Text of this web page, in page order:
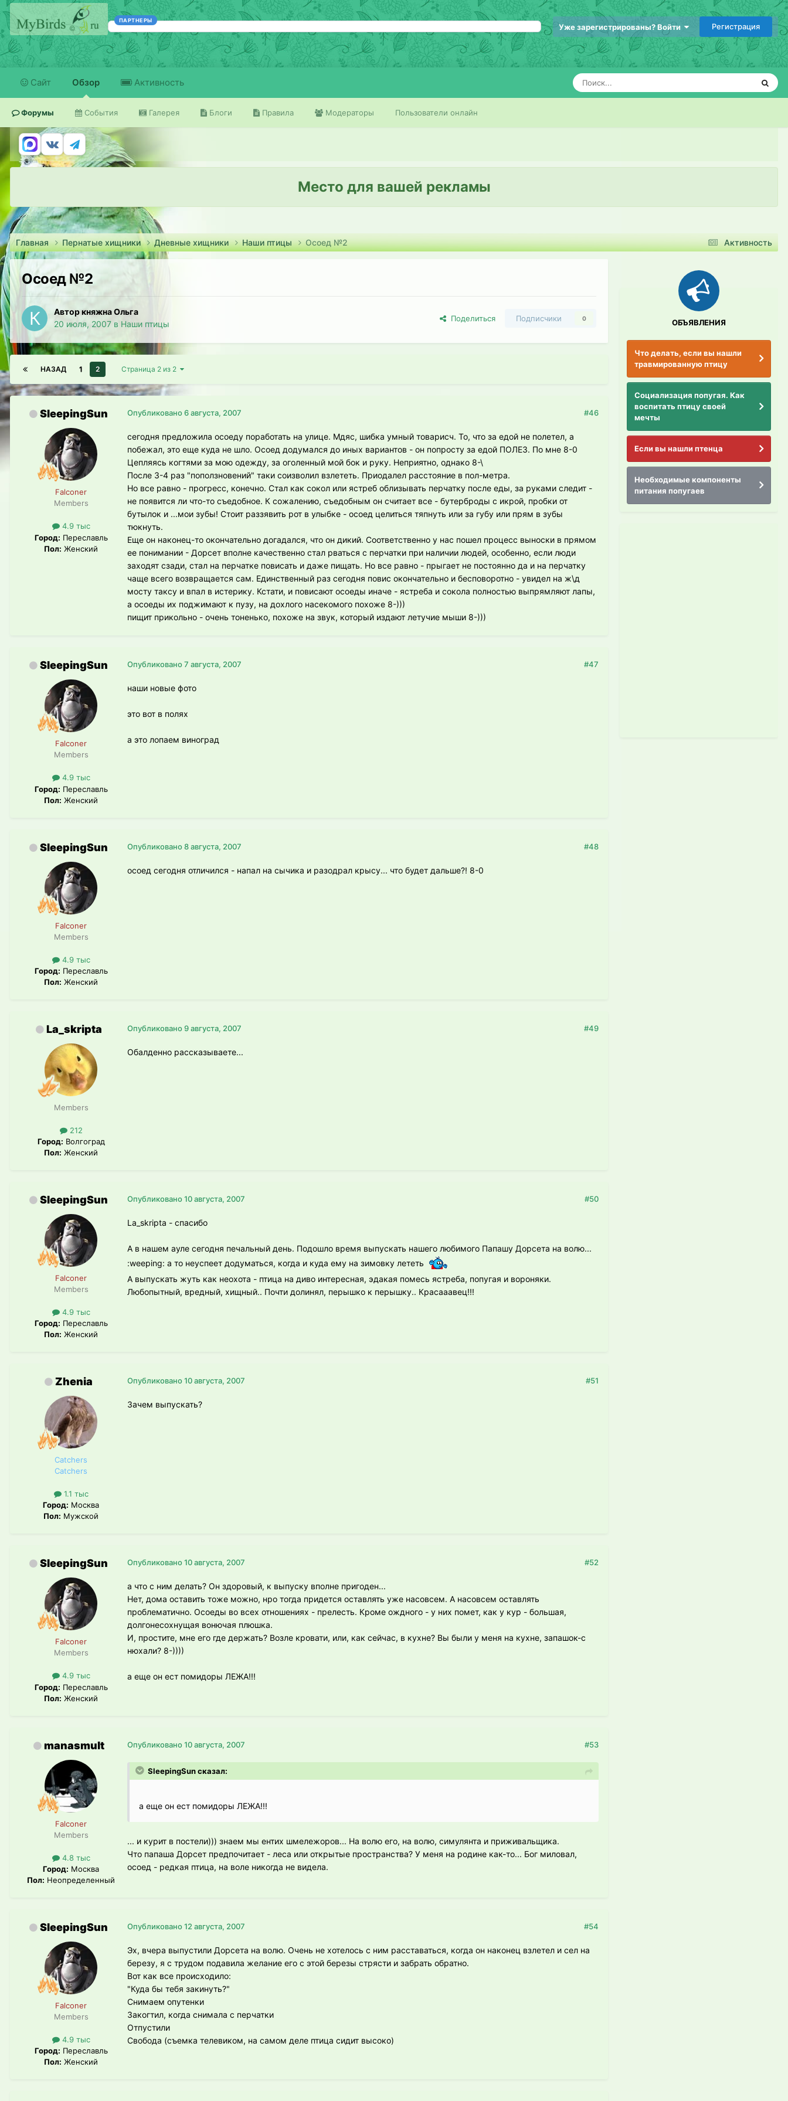
ПАРТНЕРЫ
Уже зарегистрированы? Войти Регистрация
Сайт Обзор
Форумы События Галерея Блоги Правила Модераторы Пользователи онлайн
Активность
Место для вашей рекламы
Активность
Главная Пернатые хищники Дневные хищники Наши птицы Осоед №2
Осоед №2
Автор княжна Ольга
20 июля, 2007 в Наши птицы
Поделиться Подписчики 0
НАЗАД 1 2 Страница 2 из 2
SleepingSun
Falconer
Members
4.9 тыс
Город: Переславль
Пол: Женский
#46
Опубликовано6 августа, 2007
сегодня предложила осоеду поработать на улице. Мдяс, шибка умный товарисч. То, что за едой не полетел, а
побежал, это еще куда не шло. Осоед додумался до иных вариантов - он попросту за едой ПОЛЕЗ. По мне 8-0
Цепляясь когтями за мою одежду, за оголенный мой бок и руку. Неприятно, однако 8-\
После 3-4 раз "поползновений" таки соизволил взлететь. Приодалел расстояние в пол-метра.
Но все равно - прогресс, конечно. Стал как сокол или ястреб облизывать перчатку после еды, за руками следит -
не появится ли что-то съедобное. К сожалению, съедобным он считает все - бутерброды с икрой, пробки от
бутылок и ...мои зубы! Стоит раззявить рот в улыбке - осоед целиться тяпнуть или за губу или прям в зубы
тюкнуть.
Еще он наконец-то окончательно догадался, что он дикий. Соответственно у нас пошел процесс выноски в прямом
ее понимании - Дорсет вполне качественно стал рваться с перчатки при наличии людей, особенно, если люди
заходят сзади, стал на перчатке повисать и даже пищать. Но все равно - прыгает не постоянно да и на перчатку
чаще всего возвращается сам. Единственный раз сегодня повис окончательно и бесповоротно - увидел на ж\д
мосту таксу и впал в истерику. Кстати, и повисают осоеды иначе - ястреба и сокола полностью выпрямляют лапы,
а осоеды их поджимают к пузу, на дохлого насекомого похоже 8-)))
пищит прикольно - очень тоненько, похоже на звук, который издают летучие мыши 8-)))
SleepingSun
Falconer
Members
4.9 тыс
Город: Переславль
Пол: Женский
#47
Опубликовано7 августа, 2007
наши новые фото
это вот в полях
а это лопаем виноград
SleepingSun
Falconer
Members
4.9 тыс
Город: Переславль
Пол: Женский
#48
Опубликовано8 августа, 2007
осоед сегодня отличился - напал на сычика и разодрал крысу... что будет дальше?! 8-0
La_skripta
Members
212
Город: Волгоград
Пол: Женский
#49
Опубликовано9 августа, 2007
Обалденно рассказываете...
SleepingSun
Falconer
Members
4.9 тыс
Город: Переславль
Пол: Женский
#50
Опубликовано10 августа, 2007
La_skripta - спасибо
А в нашем ауле сегодня печальный день. Подошло время выпускать нашего любимого Папашу Дорсета на волю...
:weeping: а то неуспеет додуматься, когда и куда ему на зимовку лететь
А выпускать жуть как неохота - птица на диво интересная, эдакая помесь ястреба, попугая и вороняки.
Любопытный, вредный, хищный.. Почти долинял, перышко к перышку.. Красааавец!!!
Zhenia
Catchers
Catchers
1.1 тыс
Город: Москва
Пол: Мужской
#51
Опубликовано10 августа, 2007
Зачем выпускать?
SleepingSun
Falconer
Members
4.9 тыс
Город: Переславль
Пол: Женский
#52
Опубликовано10 августа, 2007
а что с ним делать? Он здоровый, к выпуску вполне пригоден...
Нет, дома оставить тоже можно, нро тогда придется оставлять уже насовсем. А насовсем оставлять
проблематично. Осоеды во всех отношениях - прелесть. Кроме ождного - у них помет, как у кур - большая,
долгонесохнущая вонючая плюшка.
И, простите, мне его где держать? Возле кровати, или, как сейчас, в кухне? Вы были у меня на кухне, запашок-с
нюхали? 8-))))
а еще он ест помидоры ЛЕЖА!!!
manasmult
Falconer
Members
4.8 тыс
Город: Москва
Пол: Неопределенный
#53
Опубликовано10 августа, 2007
SleepingSun сказал:
а еще он ест помидоры ЛЕЖА!!!
... и курит в постели))) знаем мы ентих шмележоров... На волю его, на волю, симулянта и приживальщика.
Что папаша Дорсет предпочитает - леса или открытые пространства? У меня на родине как-то... Бог миловал,
осоед - редкая птица, на воле никогда не видела.
SleepingSun
Falconer
Members
4.9 тыс
Город: Переславль
Пол: Женский
#54
Опубликовано12 августа, 2007
Эх, вчера выпустили Дорсета на волю. Очень не хотелось с ним расставаться, когда он наконец взлетел и сел на
березу, я с трудом подавила желание его с этой березы стрясти и забрать обратно.
Вот как все происходило:
"Куда бы тебя закинуть?"
Снимаем опутенки
Закогтил, когда снимала с перчатки
Отпустили
Свобода (съемка телевиком, на самом деле птица сидит высоко)
ОБЪЯВЛЕНИЯ
Что делать, если вы нашли
травмированную птицу
Социализация попугая. Как
воспитать птицу своей
мечты
Если вы нашли птенца
Необходимые компоненты
питания попугаев